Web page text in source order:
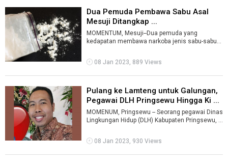
Dua Pemuda Pembawa Sabu Asal
Mesuji Ditangkap ...
MOMENTUM, Mesuji--Dua pemuda yang
kedapatan membawa narkoba jenis sabu-sabu
Po ...
08 Jan 2023, 889 Views
Pulang ke Lamteng untuk Galungan,
Pegawai DLH Pringsewu Hingga Ki ...
MOMENUM, Pringsewu -- Seorang pegawai Dinas
Lingkungan Hidup (DLH) Kabupaten Pringsewu, I
08 Jan 2023, 930 Views